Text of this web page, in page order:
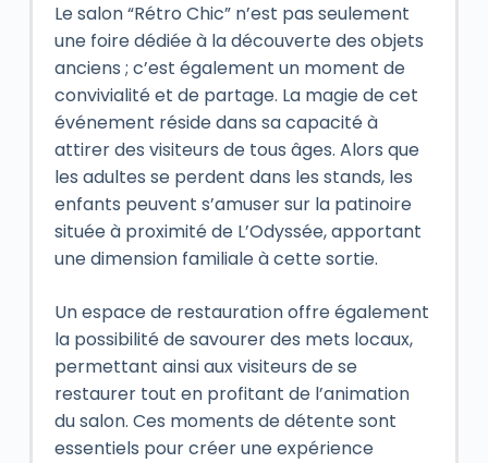
Le salon “Rétro Chic” n’est pas seulement
une foire dédiée à la découverte des objets
anciens ; c’est également un moment de
convivialité et de partage. La magie de cet
événement réside dans sa capacité à
attirer des visiteurs de tous âges. Alors que
les adultes se perdent dans les stands, les
enfants peuvent s’amuser sur la patinoire
située à proximité de L’Odyssée, apportant
une dimension familiale à cette sortie.
Un espace de restauration offre également
la possibilité de savourer des mets locaux,
permettant ainsi aux visiteurs de se
restaurer tout en profitant de l’animation
du salon. Ces moments de détente sont
essentiels pour créer une expérience